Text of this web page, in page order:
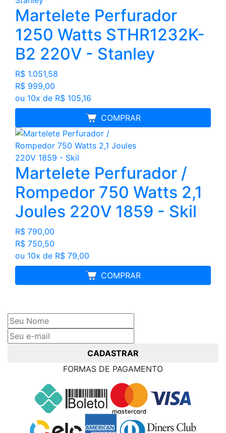
Martelete Perfurador
1250 Watts STHR1232K-
B2 220V - Stanley
R$ 1.051,58
R$ 999,00
ou 10x de R$ 105,16
COMPRAR
MELHOR PREÇO
Martelete Perfurador /
Rompedor 750 Watts 2,1
Joules 220V 1859 - Skil
R$ 790,00
R$ 750,50
ou 10x de R$ 79,00
COMPRAR
FRETE GRÁTIS
CADASTRAR
FORMAS DE PAGAMENTO